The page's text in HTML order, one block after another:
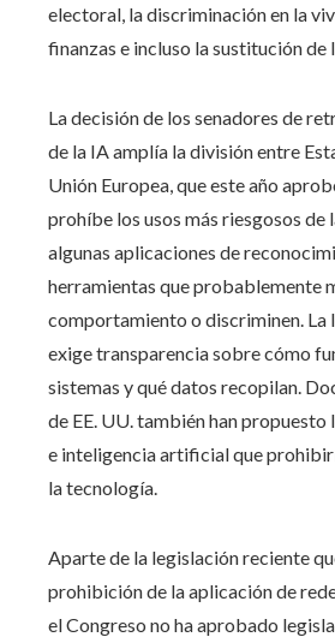
electoral, la discriminación en la
finanzas e incluso la sustitución de
La decisión de los senadores de
de la IA amplía la división entre
Unión Europea, que este año
prohíbe los usos más riesgosos de
algunas aplicaciones de
herramientas que probablemente
comportamiento o discriminen. La
exige transparencia sobre cómo
sistemas y qué datos recopilan.
de EE. UU. también han
e inteligencia artificial que
la tecnología.
Aparte de la legislación reciente
prohibición de la aplicación de
el Congreso no ha aprobado